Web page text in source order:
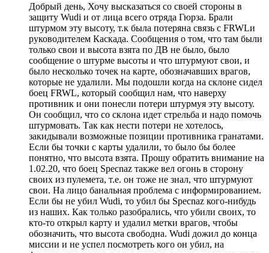
Добрый день, Хочу высказаться со своей стороны в
защиту Wudi и от лица всего отряда Гюрза. Брали
штурмом эту высоту, т.к была потеряна связь с FRWLи
руководителем Каскада. Сообщения о том, что там были
только свои и высота взята по ДВ не было, было
сообщение о штурме высоты и что штурмуют свои, и
было несколько точек на карте, обозначавших врагов,
которые не удалили. Мы подошли когда на склоне сидел
боец FRWL, который сообщил нам, что наверху
противник и они понесли потери штурмуя эту высоту.
Он сообщил, что со склона идет стрельба и надо помочь
штурмовать. Так как нести потери не хотелось,
закидывали возможные позиции противника гранатами.
Если бы точки с карты удалили, то было бы более
понятно, что высота взята. Прошу обратить внимание на
1.02.20, что боец Specnaz также вел огонь в сторону
своих из пулемета, т.е. он тоже не знал, что штурмуют
свои. На лицо банальная проблема с информированием.
Если бы не убил Wudi, то убил бы Specnaz кого-нибудь
из наших. Как только разобрались, что убили своих, то
кто-то открыл карту и удалил метки врагов, чтобы
обозначить, что высота свободна. Wudi дожил до конца
миссии и не успел посмотреть кого он убил, на